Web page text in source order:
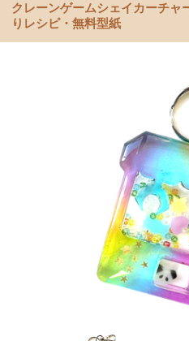
クレーンゲームシェイカーチ
りレシピ・無料型紙